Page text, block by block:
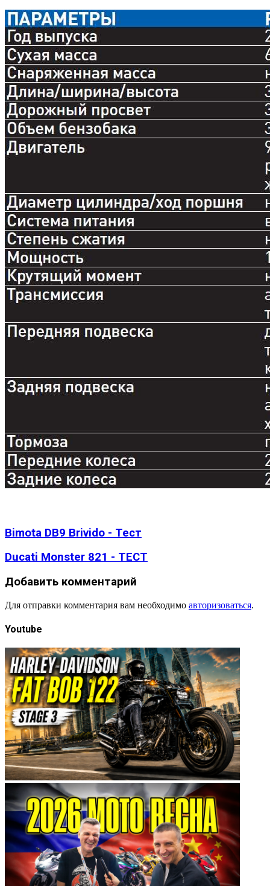
Bimota DB9 Brivido - Тест
Ducati Monster 821 - ТЕСТ
Добавить комментарий
Для отправки комментария вам необходимо авторизоваться.
Youtube